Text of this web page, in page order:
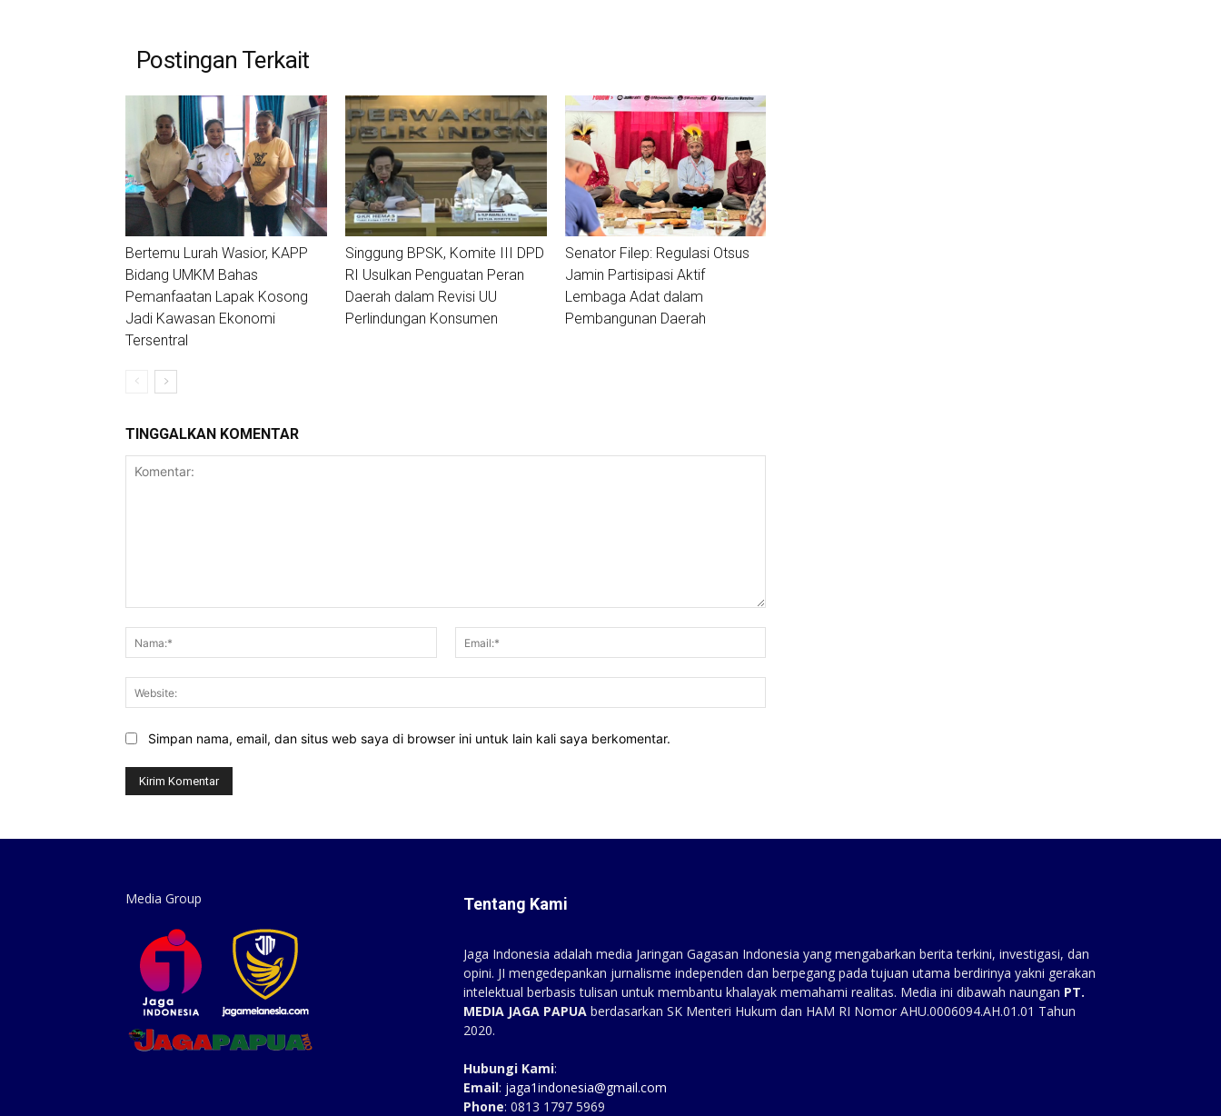
Postingan Terkait
Bertemu Lurah Wasior, KAPP
Bidang UMKM Bahas
Pemanfaatan Lapak Kosong
Jadi Kawasan Ekonomi
Tersentral
Singgung BPSK, Komite III DPD
RI Usulkan Penguatan Peran
Daerah dalam Revisi UU
Perlindungan Konsumen
Senator Filep: Regulasi Otsus
Jamin Partisipasi Aktif
Lembaga Adat dalam
Pembangunan Daerah
TINGGALKAN KOMENTAR
Nama:*
Simpan nama, email, dan situs web saya di browser ini untuk lain kali saya berkomentar.
Media Group Tentang Kami
Jaga Indonesia adalah media Jaringan Gagasan Indonesia yang mengabarkan berita terkini, investigasi, dan
opini. JI mengedepankan jurnalisme independen dan berpegang pada tujuan utama berdirinya yakni gerakan
intelektual berbasis tulisan untuk membantu khalayak memahami realitas. Media ini dibawah naungan PT.
MEDIA JAGA PAPUA berdasarkan SK Menteri Hukum dan HAM RI Nomor AHU.0006094.AH.01.01 Tahun
2020.
Hubungi Kami:
Email: jaga1indonesia@gmail.com
Phone: 0813 1797 5969